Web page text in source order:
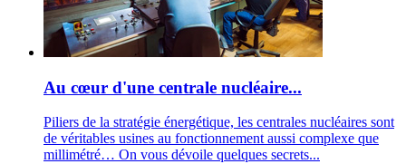
Au cœur d'une centrale nucléaire...
Piliers de la stratégie énergétique, les centrales nucléaires sont
de véritables usines au fonctionnement aussi complexe que
millimétré… On vous dévoile quelques secrets...